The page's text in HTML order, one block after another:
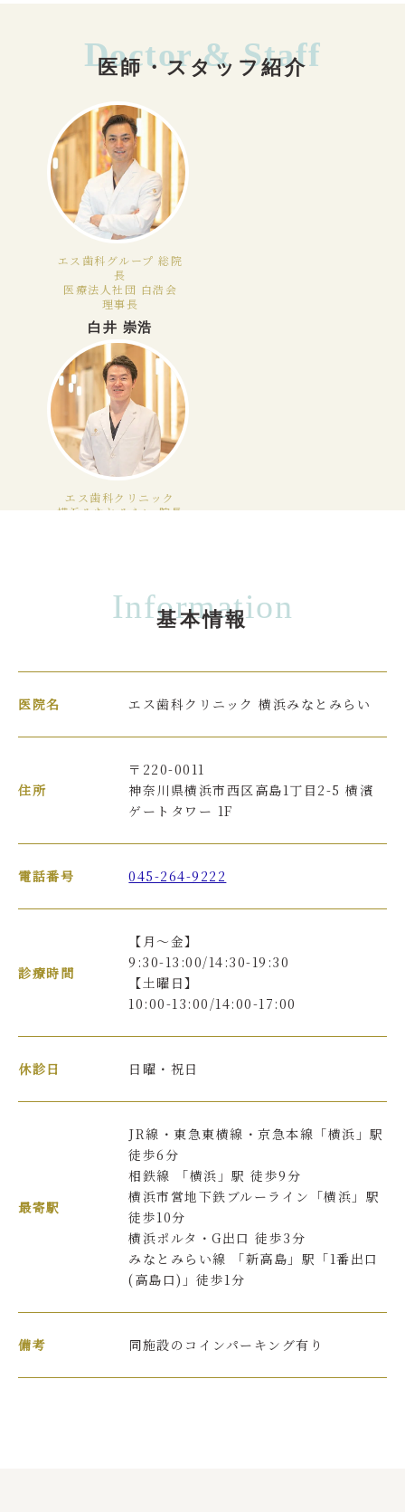
医師・スタッフ紹介
Doctor & Staff
エス歯科グループ 総院
長
医療法人社団 白浩会
理事長
白井 崇浩
エス歯科クリニック
横浜みなとみらい 院長
エス歯科クリニック
長野 玲恵子
歯科医師
吉川 祥代
歯科医師
青木 真理子
歯科医師
基本情報
Information
医院名 エス歯科クリニック 横浜みなとみらい
住所
〒220-0011
神奈川県横浜市西区高島1丁目2-5 横濱
ゲートタワー 1F
電話番号 045-264-9222
診療時間
【月〜金】
9:30-13:00/14:30-19:30
【土曜日】
10:00-13:00/14:00-17:00
休診日 日曜・祝日
最寄駅
JR線・東急東横線・京急本線「横浜」駅
徒歩6分
相鉄線 「横浜」駅 徒歩9分
横浜市営地下鉄ブルーライン「横浜」駅
徒歩10分
横浜ポルタ・G出口 徒歩3分
みなとみらい線 「新高島」駅「1番出口
(高島口)」徒歩1分
備考 同施設のコインパーキング有り